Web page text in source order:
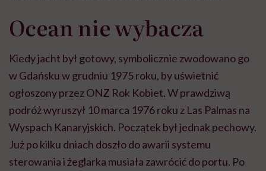
Ocean nie wybacza
Kiedy jacht był gotowy, symbolicznie zwodowano go
w Gdańsku w grudniu 1975 roku, by uświetnić
ogłoszony przez ONZ Rok Kobiet. W prawdziwą
podróż wyruszył 10 marca 1976 roku z Las Palmas na
Wyspach Kanaryjskich. Początek był jednak pechowy.
Już po kilku dniach doszło do awarii systemu
sterowania i żeglarka musiała zawrócić do portu. Po